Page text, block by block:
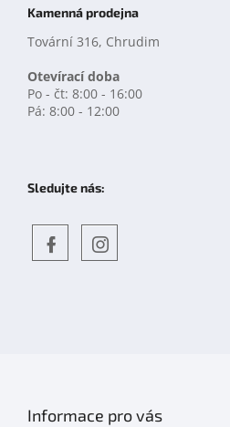
Kamenná prodejna
Tovární 316, Chrudim
Otevírací doba
Po - čt: 8:00 - 16:00
Pá: 8:00 - 12:00
Sledujte nás:
Informace pro vás